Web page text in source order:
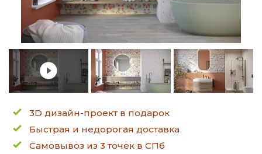
3D дизайн-проект в подарок
Быстрая и недорогая доставка
Самовывоз из 3 точек в СПб